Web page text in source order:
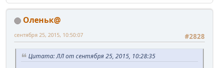
Оленьк@
#2828
сентября 25, 2015, 10:50:07
Цитата: ЛЛ от сентября 25, 2015, 10:28:35